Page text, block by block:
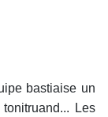
bastiaise un
Les